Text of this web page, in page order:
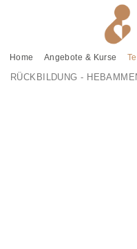
Home Angebote & Kurse
RÜCKBILDUNG -